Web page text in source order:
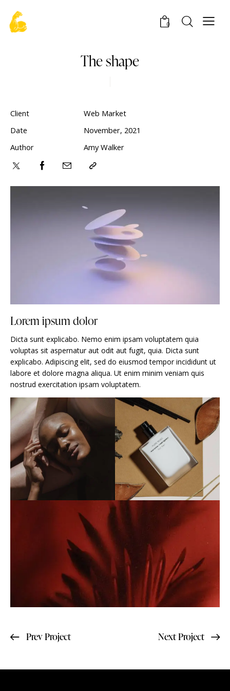
0
The shape
Lorem ipsum dolor
Dicta sunt explicabo. Nemo enim ipsam voluptatem quia
voluptas sit aspernatur aut odit aut fugit, quia. Dicta sunt
explicabo. Adipiscing elit, sed do eiusmod tempor incididunt ut
labore et dolore magna aliqua. Ut enim minim veniam quis
nostrud exercitation ipsam voluptatem.
Client
Web Market
Date
November, 2021
Author
Amy Walker
Prev Project Next Project